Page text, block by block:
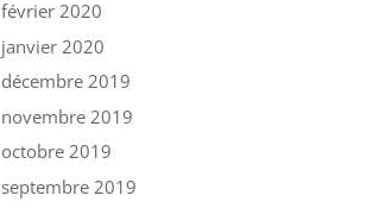
février 2020
janvier 2020
décembre 2019
novembre 2019
octobre 2019
septembre 2019